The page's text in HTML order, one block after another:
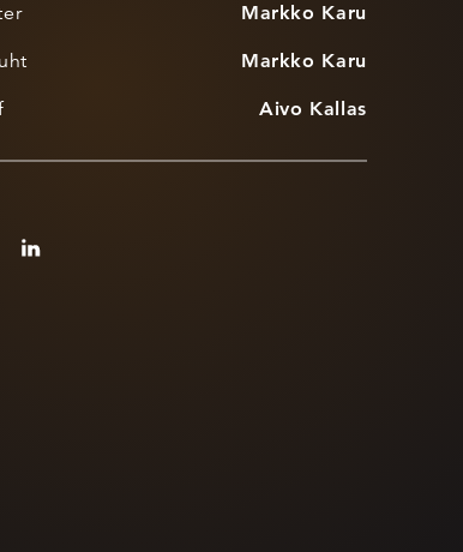
Markko Karu
Markko Karu
Aivo Kallas